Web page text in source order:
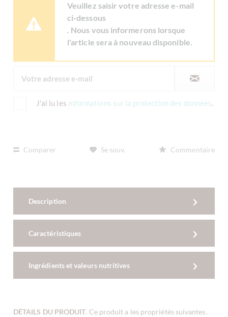
Veuillez saisir votre adresse e-mail
ci-dessous
. Nous vous informerons lorsque
l'article sera à nouveau disponible.
J'ai lu les informations sur la protection des données.
Comparer Se souv. Commentaire
Description
Caractéristiques
Ingrédients et valeurs nutritives
DÉTAILS DU PRODUIT. Ce produit a les propriétés suivantes.